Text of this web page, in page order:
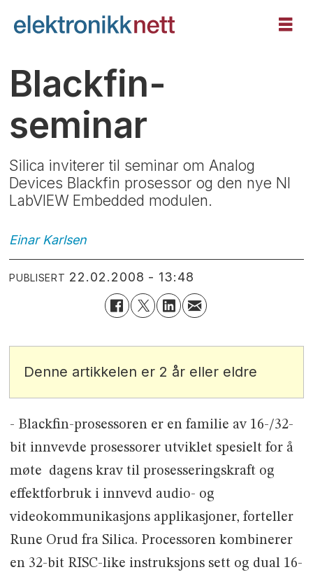
Blackfin-
seminar
Silica inviterer til seminar om Analog
Devices Blackfin prosessor og den nye NI
LabVIEW Embedded modulen.
Einar Karlsen
PUBLISERT 22.02.2008 - 13:48
Denne artikkelen er 2 år eller eldre
- Blackfin-prosessoren er en familie av 16-/32-
bit innvevde prosessorer utviklet spesielt for å
møte dagens krav til prosesseringskraft og
effektforbruk i innvevd audio- og
videokommunikasjons applikasjoner, forteller
Rune Orud fra Silica. Processoren kombinerer
en 32-bit RISC-like instruksjons sett og dual 16-